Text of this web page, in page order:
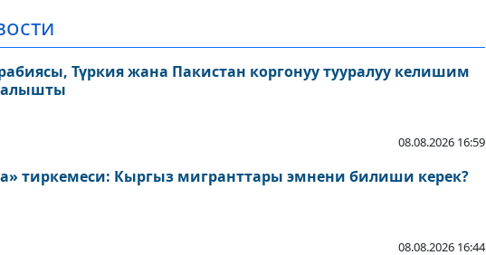
Түркия жана Пакистан коргонуу тууралуу келишим
08.08.2026 16:59
тиркемеси: Кыргыз мигранттары эмнени билиши керек?
08.08.2026 16:44